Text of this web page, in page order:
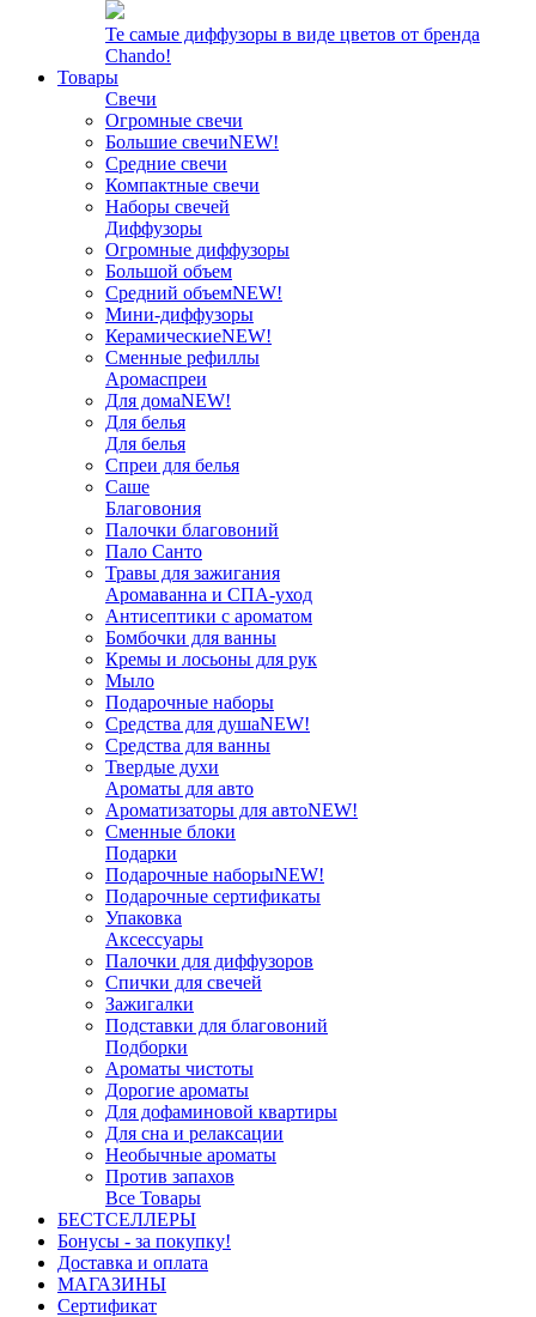
Те самые диффузоры в виде цветов от бренда
Chando!
Товары
Свечи
Огромные свечи
Большие свечиNEW!
Средние свечи
Компактные свечи
Наборы свечей
Диффузоры
Огромные диффузоры
Большой объем
Средний объемNEW!
Мини-диффузоры
КерамическиеNEW!
Сменные рефиллы
Аромаспреи
Для домаNEW!
Для белья
Для белья
Спреи для белья
Саше
Благовония
Палочки благовоний
Пало Санто
Травы для зажигания
Аромаванна и СПА-уход
Антисептики с ароматом
Бомбочки для ванны
Кремы и лосьоны для рук
Мыло
Подарочные наборы
Средства для душаNEW!
Средства для ванны
Твердые духи
Ароматы для авто
Ароматизаторы для автоNEW!
Сменные блоки
Подарки
Подарочные наборыNEW!
Подарочные сертификаты
Упаковка
Аксессуары
Палочки для диффузоров
Спички для свечей
Зажигалки
Подставки для благовоний
Подборки
Ароматы чистоты
Дорогие ароматы
Для дофаминовой квартиры
Для сна и релаксации
Необычные ароматы
Против запахов
Все Товары
БЕСТСЕЛЛЕРЫ
Бонусы - за покупку!
Доставка и оплата
МАГАЗИНЫ
Cертификат